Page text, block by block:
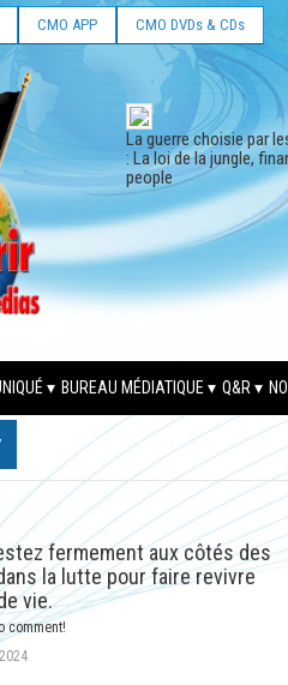
CMO APP CMO DVDs & CDs
La guerre choisie par
: La loi de la jungle,
people
BUREAU MÉDIATIQUE Q&R
fermement aux côtés des
la lutte pour faire revivre
vie.
comment!